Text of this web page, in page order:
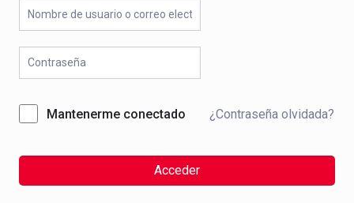
Mantenerme conectado ¿Contraseña olvidada?
Acceder